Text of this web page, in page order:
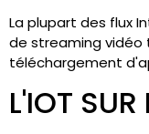
La plupart des flux
de streaming vidéo
téléchargement
L'IOT SUR